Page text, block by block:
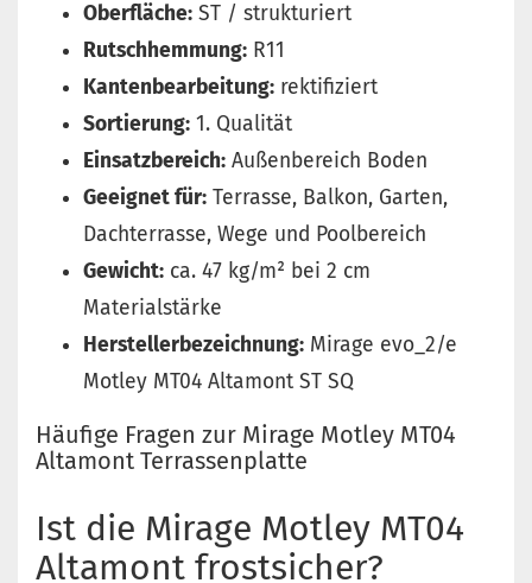
Oberfläche: ST / strukturiert
Rutschhemmung: R11
Kantenbearbeitung: rektifiziert
Sortierung: 1. Qualität
Einsatzbereich: Außenbereich Boden
Geeignet für: Terrasse, Balkon, Garten,
Dachterrasse, Wege und Poolbereich
Gewicht: ca. 47 kg/m² bei 2 cm
Materialstärke
Herstellerbezeichnung: Mirage evo_2/e
Motley MT04 Altamont ST SQ
Häufige Fragen zur Mirage Motley MT04
Altamont Terrassenplatte
Ist die Mirage Motley MT04
Altamont frostsicher?